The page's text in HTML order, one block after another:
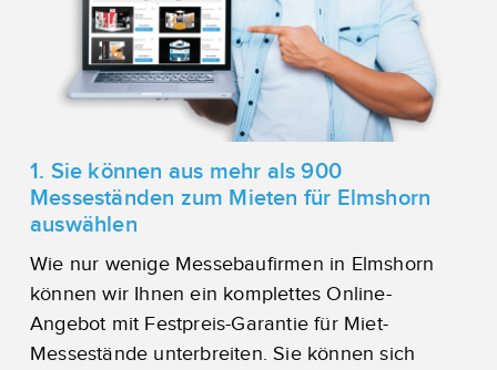
1. Sie können aus mehr als 900
Messeständen zum Mieten für Elmshorn
auswählen
Wie nur wenige Messebaufirmen in Elmshorn
können wir Ihnen ein komplettes Online-
Angebot mit Festpreis-Garantie für Miet-
Messestände unterbreiten. Sie können sich